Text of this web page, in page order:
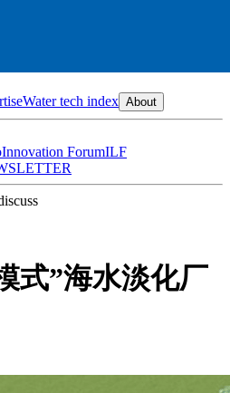
Water tech index About
Innovation ForumILF
式”海水淡化厂